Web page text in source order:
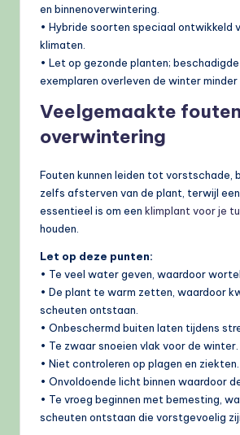
en binnenoverwintering.
• Hybride soorten speciaal ontwikkeld
klimaten.
• Let op gezonde planten;
exemplaren overleven de winter minder
Veelgemaakte
overwintering
Fouten kunnen leiden tot vorstschade,
zelfs afsterven van de plant, terwijl
essentieel is om een klimplant voor je
houden.
Let op deze punten:
• Te veel water geven, waardoor
• De plant te warm zetten, waardoor
scheuten ontstaan.
• Onbeschermd buiten laten tijdens
• Te zwaar snoeien vlak voor de winter.
• Niet controleren op plagen en ziekten.
• Onvoldoende licht binnen waardoor
• Te vroeg beginnen met bemesting,
scheuten ontstaan die vorstgevoelig